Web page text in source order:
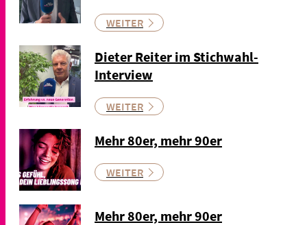
WEITER
Dieter Reiter im Stichwahl-
Interview
WEITER
Mehr 80er, mehr 90er
WEITER
Mehr 80er, mehr 90er